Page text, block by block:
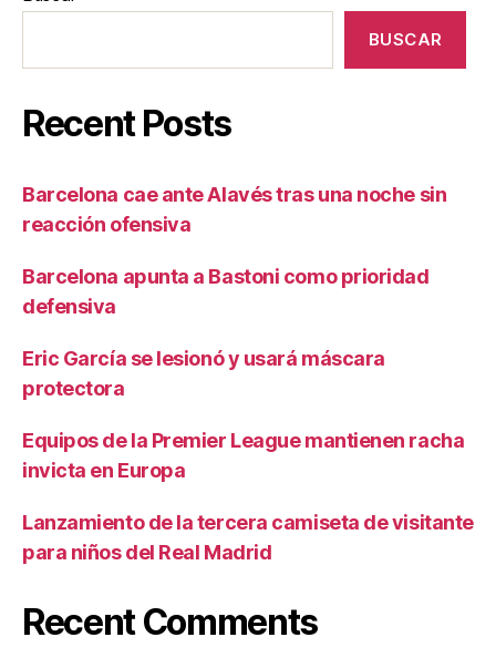
BUSCAR
Recent Posts
Barcelona cae ante Alavés tras una noche sin
reacción ofensiva
Barcelona apunta a Bastoni como prioridad
defensiva
Eric García se lesionó y usará máscara
protectora
Equipos de la Premier League mantienen racha
invicta en Europa
Lanzamiento de la tercera camiseta de visitante
para niños del Real Madrid
Recent Comments